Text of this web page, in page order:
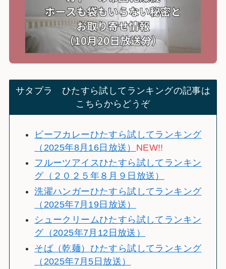
サタプラ ひたすら試してランキングの記事は
こちらからどうぞ
ビーフカレーひたすら試してランキング
（2025年8月16日放送） NEW!!
フルーツアイスひたすら試してランキン
グ（２０２５年８月９日放送）
洗濯ハンガーひたすら試してランキング
（2025年7月19日放送）
シュークリームひたすら試してランキン
グ（2025年7月12日放送）
そば（乾麺）ひたすら試してランキング
（2025年7月5日放送）